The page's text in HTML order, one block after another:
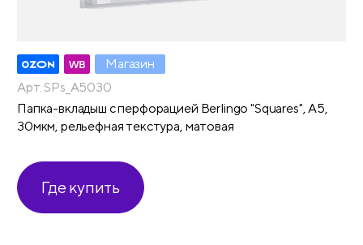
Магазин
Арт. SPs_A5030
Папка-вкладыш с перфорацией Berlingo "Squares", А5,
30мкм, рельефная текстура, матовая
Где купить